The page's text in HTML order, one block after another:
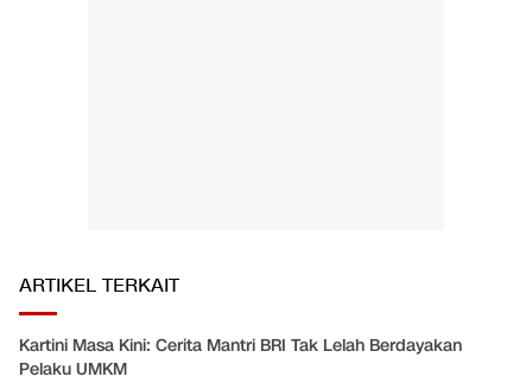
ARTIKEL TERKAIT
Kartini Masa Kini: Cerita Mantri BRI Tak Lelah Berdayakan
Pelaku UMKM